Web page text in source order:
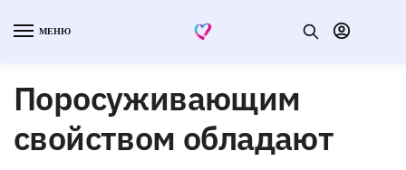
МЕНЮ
Поросуживающим
свойством обладают